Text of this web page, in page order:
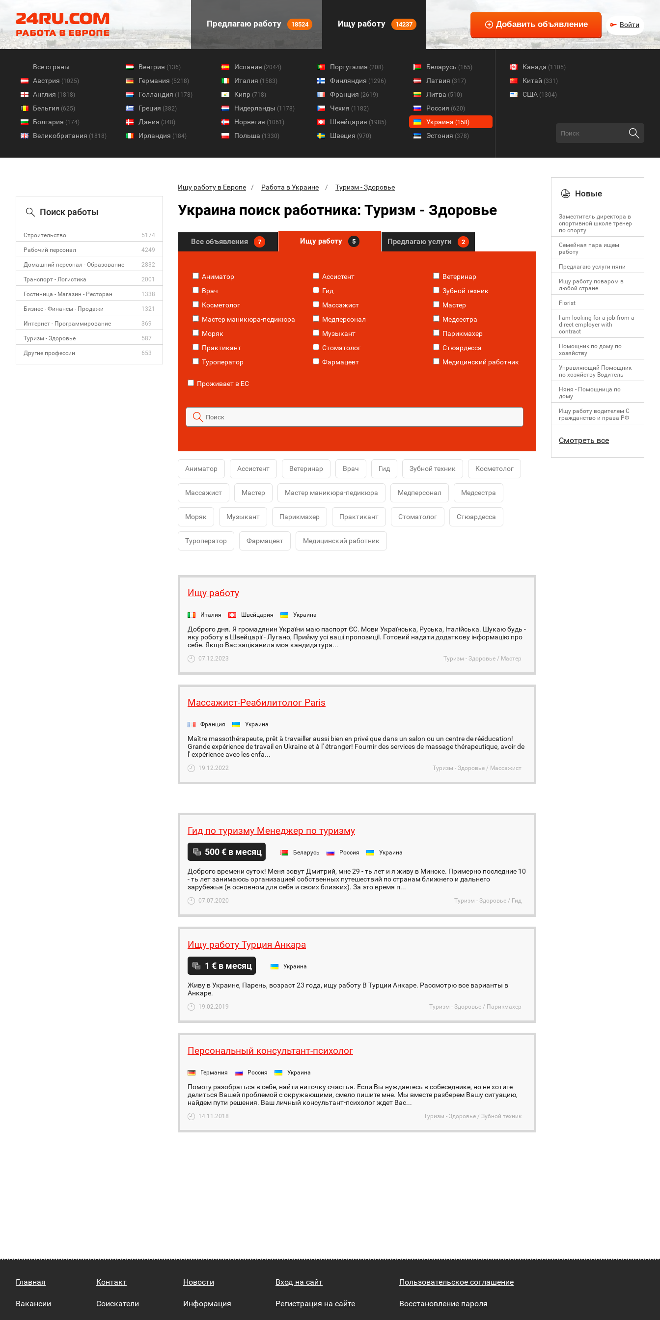
Предлагаю работу 18524 Ищу работу 14237 Войти
Все страны
Австрия (1025)
Англия (1818)
Бельгия (625)
Болгария (174)
Великобритания (1818)
Венгрия (136)
Германия (5218)
Голландия (1178)
Греция (382)
Дания (348)
Ирландия (184)
Испания (2044)
Италия (1583)
Кипр (718)
Нидерланды (1178)
Норвегия (1061)
Польша (1330)
Португалия (208)
Финляндия (1296)
Франция (2619)
Чехия (1182)
Швейцария (1985)
Швеция (970)
Беларусь (165)
Латвия (317)
Литва (510)
Россия (620)
Украина (158)
Эстония (378)
Канада (1105)
Китай (331)
США (1304)
Поиск работы
Строительство 5174
Рабочий персонал 4249
Домашний персонал - Образование 2832
Транспорт - Логистика 2001
Гостиница - Магазин - Ресторан 1338
Бизнес - Финансы - Продажи 1321
Интернет - Программирование 369
Туризм - Здоровье 587
Другие профессии 653
Ищу работу в Европе Работа в Украине Туризм - Здоровье
Украина поиск работника: Туризм - Здоровье
Все объявления 7 Ищу работу 5 Предлагаю услуги 2
Аниматор Ассистент
Ветеринар
Врач
Гид
Зубной техник
Косметолог
Массажист
Мастер
Мастер маникюра-педикюра
Медперсонал
Медсестра
Моряк
Музыкант
Парикмахер
Практикант
Стоматолог
Стюардесса
Туроператор
Фармацевт Медицинский работник
Проживает в ЕС
Аниматор Ассистент Ветеринар Врач Гид Зубной техник Косметолог
Массажист Мастер Мастер маникюра-педикюра Медперсонал Медсестра
Моряк Музыкант Парикмахер Практикант Стоматолог Стюардесса
Туроператор Фармацевт Медицинский работник
Ищу работу
Италия Швейцария Украина
Доброго дня. Я громадянин України маю паспорт ЄС. Мови Українська, Руська, Італійська. Шукаю будь -
яку роботу в Швейцарії - Лугано, Прийму усі ваші пропозиції. Готовий надати додаткову інформацію про
себе. Якщо Вас зацікавила моя кандидатура...
07.12.2023 Туризм - Здоровье / Мастер
Массажист-Реабилитолог Paris
Франция Украина
Maître massothérapeute, prêt à travailler aussi bien en privé que dans un salon ou un centre de rééducation!
Grande expérience de travail en Ukraine et à l' étranger! Fournir des services de massage thérapeutique, avoir de
l' expérience avec les enfa...
19.12.2022 Туризм - Здоровье / Массажист
Гид по туризму Менеджер по туризму
500 € в месяц Беларусь Россия Украина
Доброго времени суток! Меня зовут Дмитрий, мне 29 - ть лет и я живу в Минске. Примерно последние 10
- ть лет занимаюсь организацией собственных путешествий по странам ближнего и дальнего
зарубежья (в основном для себя и своих близких). За это время п...
07.07.2020 Туризм - Здоровье / Гид
Ищу работу Турция Анкара
1 € в месяц Украина
Живу в Украине, Парень, возраст 23 года, ищу работу В Турции Анкаре. Рассмотрю все варианты в
Анкаре.
19.02.2019 Туризм - Здоровье / Парикмахер
Персональный консультант-психолог
Германия Россия Украина
Помогу разобраться в себе, найти ниточку счастья. Если Вы нуждаетесь в собеседнике, но не хотите
делиться Вашей проблемой с окружающими, смело пишите мне. Мы вместе разберем Вашу ситуацию,
найдем пути решения. Ваш личный консультант-психолог ждет Вас...
14.11.2018 Туризм - Здоровье / Зубной техник
Новые
Заместитель директора в
спортивной школе тренер
по спорту
Семейная пара ищем
работу
Предлагаю услуги няни
Ищу работу поваром в
любой стране
Florist
I am looking for a job from a
direct employer with
contract
Помощник по дому по
хозяйству
Управляющий Помощник
по хозяйству Водитель
Няня - Помощница по
дому
Ищу работу водителем С
гражданство и права РФ
Смотреть все
Главная
Вакансии
Контакт
Соискатели
Новости
Информация
Вход на сайт
Регистрация на сайте
Пользовательское соглашение
Восстановление пароля